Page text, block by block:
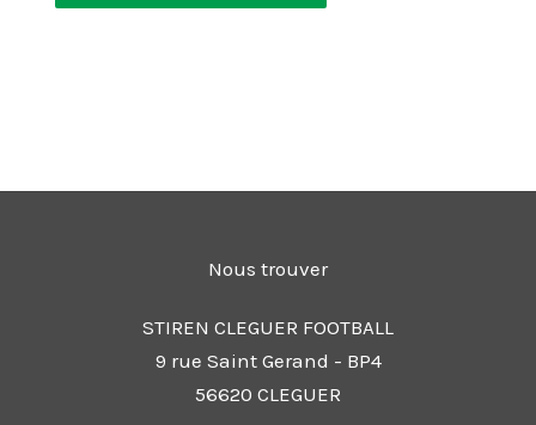
Nous trouver
STIREN CLEGUER FOOTBALL
9 rue Saint Gerand - BP4
56620 CLEGUER